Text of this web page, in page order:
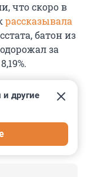
что скоро в
рассказывала
батон из
за
другие